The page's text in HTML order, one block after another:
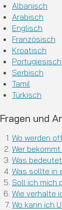
Albanisch
Arabisch
Englisch
Französisch
Kroatisch
Portugiesisch
Serbisch
Tamil
Türkisch
Fragen und
Wo werden
Wer
Was
Was sollte in
Soll ich mich
Wie verhalte
Wo kann ich